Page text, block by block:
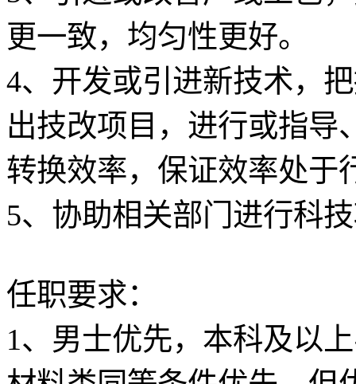
更一致，均匀性更好。
4、开发或引进新技术，
出技改项目，进行或指导
转换效率，保证效率处于
5、协助相关部门进行科
任职要求：
1、男士优先，本科及以